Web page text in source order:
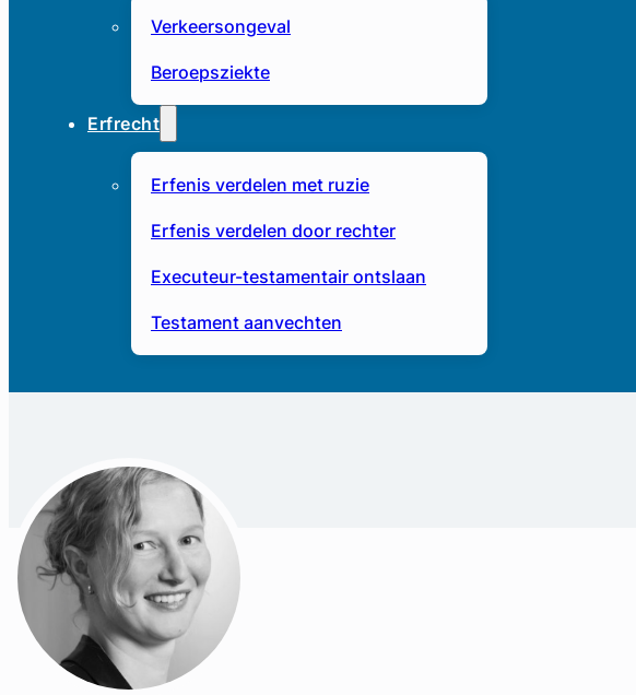
Verkeersongeval
Beroepsziekte
Erfrecht
Erfenis verdelen met ruzie
Erfenis verdelen door rechter
Executeur-testamentair ontslaan
Testament aanvechten